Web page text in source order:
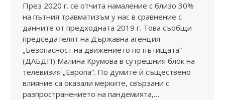
През 2020 г. се отчита намаление с близо 30%
на пътния травматизъм у нас в сравнение с
данните от предходната 2019 г. Това съобщи
председателят на Държавна агенция
„Безопасност на движението по пътищата“
(ДАБДП) Малина Крумова в сутрешния блок на
телевизия „Европа“. По думите ѝ съществено
влияние са оказали мерките, свързани с
разпространението на пандемията,…